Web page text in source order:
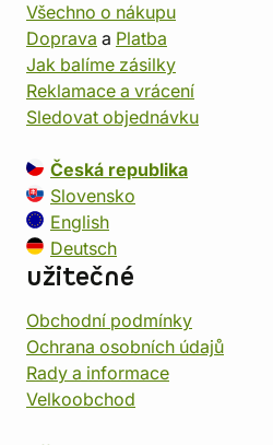
Všechno o nákupu
Doprava a Platba
Jak balíme zásilky
Reklamace a vrácení
Sledovat objednávku
Česká republika
Slovensko
English
Deutsch
užitečné
Obchodní podmínky
Ochrana osobních údajů
Rady a informace
Velkoobchod